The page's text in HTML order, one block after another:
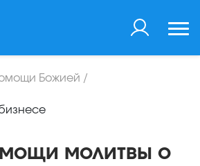
Божией /
молитвы о